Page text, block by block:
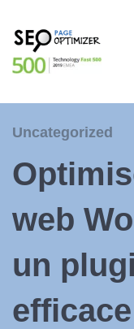
Uncategorized
web
un
efficace